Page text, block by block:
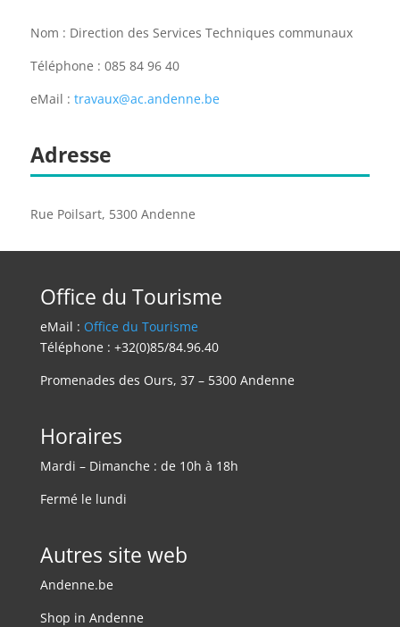
Nom : Direction des Services Techniques communaux
Téléphone : 085 84 96 40
eMail : travaux@ac.andenne.be
Adresse
Rue Poilsart, 5300 Andenne
Office du Tourisme
eMail : Office du Tourisme
Téléphone : +32(0)85/84.96.40
Promenades des Ours, 37 – 5300 Andenne
Horaires
Mardi – Dimanche : de 10h à 18h
Fermé le lundi
Autres site web
Andenne.be
Shop in Andenne